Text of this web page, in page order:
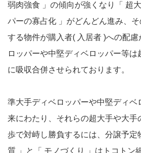
弱肉強食 」の傾向が強くなり「 超
パーの寡占化 」がどんどん進み、
する物件が購入者( 入居者 )への配
ロッパーや中堅ディベロッパー等は
に吸収合併させられております。
準大手ディベロッパーや中堅ディベ
来にわたり、それらの超大手や大手
歩で対峙し勝負するには、分譲予定
質 」と「 モノづくり 」はトコトン